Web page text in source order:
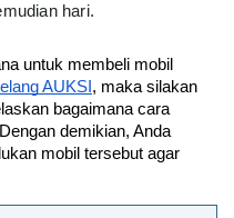
hari.
untuk membeli mobil
AUKSI, maka silakan
bagaimana cara
demikian, Anda
mobil tersebut agar